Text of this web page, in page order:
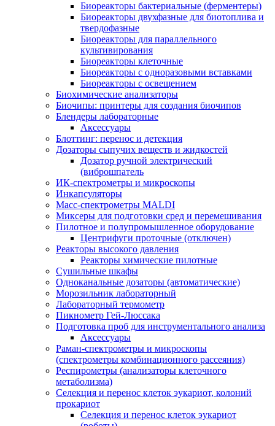
Биореакторы бактериальные (ферментеры)
Биореакторы двухфазные для биотоплива и
твердофазные
Биореакторы для параллельного
культивирования
Биореакторы клеточные
Биореакторы с одноразовыми вставками
Биореакторы с освещением
Биохимические анализаторы
Биочипы: принтеры для создания биочипов
Блендеры лабораторные
Аксессуары
Блоттинг: перенос и детекция
Дозаторы сыпучих веществ и жидкостей
Дозатор ручной электрический
(виброшпатель
ИК-спектрометры и микроскопы
Инкапсуляторы
Масс-спектрометры MALDI
Миксеры для подготовки сред и перемешивания
Пилотное и полупромышленное оборудование
Центрифуги проточные (отключен)
Реакторы высокого давления
Реакторы химические пилотные
Сушильные шкафы
Одноканальные дозаторы (автоматические)
Морозильник лабораторный
Лабораторный термометр
Пикнометр Гей-Люссака
Подготовка проб для инструментального анализа
Аксессуары
Раман-спектрометры и микроскопы
(спектрометры комбинационного рассеяния)
Респирометры (анализаторы клеточного
метаболизма)
Селекция и перенос клеток эукариот, колоний
прокариот
Селекция и перенос клеток эукариот